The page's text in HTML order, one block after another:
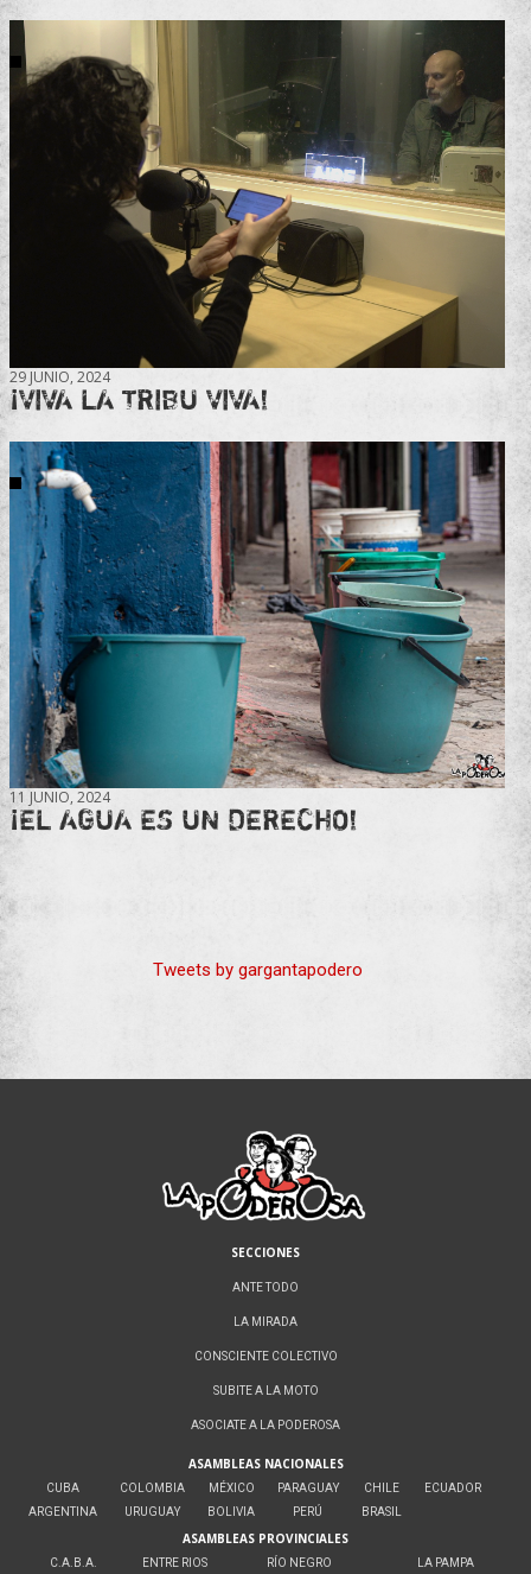
29 JUNIO, 2024
¡VIVA LA TRIBU VIVA!
11 JUNIO, 2024
¡EL AGUA ES UN DERECHO!
Tweets by gargantapodero
SECCIONES
ANTE TODO
LA MIRADA
CONSCIENTE COLECTIVO
SUBITE A LA MOTO
ASOCIATE A LA PODEROSA
ASAMBLEAS NACIONALES
CUBA
ARGENTINA
COLOMBIA
URUGUAY
MÉXICO
BOLIVIA
PARAGUAY
PERÚ
CHILE
BRASIL
ECUADOR
ASAMBLEAS PROVINCIALES
C.A.B.A. ENTRE RIOS RÍO NEGRO LA PAMPA